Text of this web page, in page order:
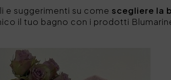
e suggerimenti su come scegliere la
il tuo bagno con i prodotti